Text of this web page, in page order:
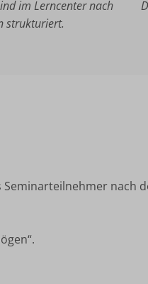
im Lerncenter nach
strukturiert.
nach